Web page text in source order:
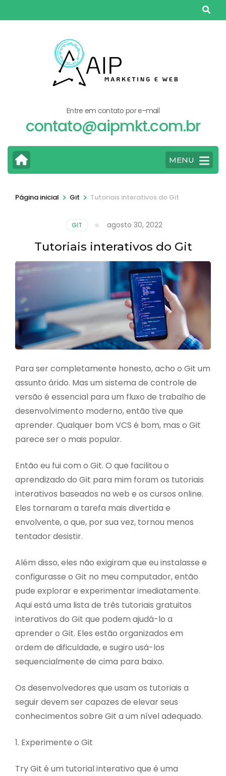
para
Entre em contato por e-mail
contato@aipmkt.com.br
MENU
Página inicial > Git > Tutoriais interativos do Git
GIT agosto 30, 2022
Tutoriais interativos do Git
Para ser completamente honesto, acho o Git um
assunto árido. Mas um sistema de controle de
versão é essencial para um fluxo de trabalho de
desenvolvimento moderno, então tive que
aprender. Qualquer bom VCS é bom, mas o Git
parece ser o mais popular.
Então eu fui com o Git. O que facilitou o
aprendizado do Git para mim foram os tutoriais
interativos baseados na web e os cursos online.
Eles tornaram a tarefa mais divertida e
envolvente, o que, por sua vez, tornou menos
tentador desistir.
Além disso, eles não exigiram que eu instalasse e
configurasse o Git no meu computador, então
pude explorar e experimentar imediatamente.
Aqui está uma lista de três tutoriais gratuitos
interativos do Git que podem ajudá-lo a
aprender o Git. Eles estão organizados em
ordem de dificuldade, e sugiro usá-los
sequencialmente de cima para baixo.
Os desenvolvedores que usam os tutoriais a
seguir devem ser capazes de elevar seus
conhecimentos sobre Git a um nível adequado.
1. Experimente o Git
Try Git é um tutorial interativo que é uma